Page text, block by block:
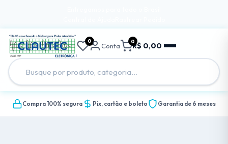
0
Conta R$ 0,00
0
Compra 100% segura Pix, cartão e boleto Garantia de 6 meses